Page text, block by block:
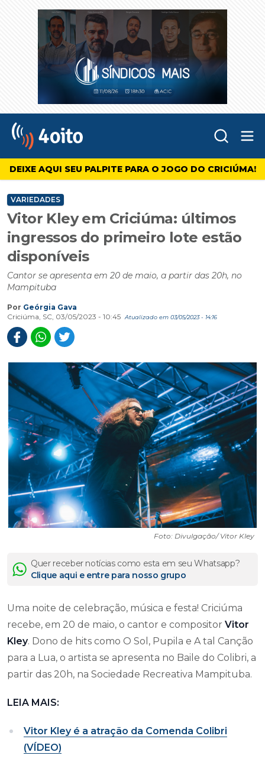
4oito
DEIXE AQUI SEU PALPITE PARA O JOGO DO CRICIÚMA!
VARIEDADES
Vitor Kley em Criciúma: últimos
ingressos do primeiro lote estão
disponíveis
Cantor se apresenta em 20 de maio, a partir das 20h, no
Mampituba
Por Geórgia Gava
Criciúma, SC, 03/05/2023 - 10:45
Atualizado em 03/05/2023 - 14:16
Foto: Divulgação/ Vitor Kley
Quer receber notícias como esta em seu Whatsapp?
Clique aqui e entre para nosso grupo
Uma noite de celebração, música e festa! Criciúma
recebe, em 20 de maio, o cantor e compositor Vitor
Kley. Dono de hits como O Sol, Pupila e A tal Canção
para a Lua, o artista se apresenta no Baile do Colibri, a
partir das 20h, na Sociedade Recreativa Mampituba.
LEIA MAIS:
Vitor Kley é a atração da Comenda Colibri
(VÍDEO)